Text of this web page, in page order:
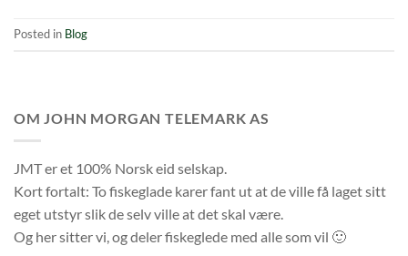
Posted in Blog
OM JOHN MORGAN TELEMARK AS
JMT er et 100% Norsk eid selskap.
Kort fortalt: To fiskeglade karer fant ut at de ville få laget sitt
eget utstyr slik de selv ville at det skal være.
Og her sitter vi, og deler fiskeglede med alle som vil 🙂